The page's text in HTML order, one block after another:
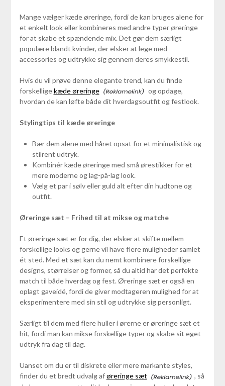
Mange vælger kæde øreringe, fordi de kan bruges alene for
et enkelt look eller kombineres med andre typer øreringe
for at skabe et spændende mix. Det gør dem særligt
populære blandt kvinder, der elsker at lege med
accessories og udtrykke sig gennem deres smykkestil.
Hvis du vil prøve denne elegante trend, kan du finde
forskelligekæde øreringe
og opdage,
hvordan de kan løfte både dit hverdagsoutfit og festlook.
Stylingtips til kæde øreringe
Bær dem alene med håret opsat for et minimalistisk og
stilrent udtryk.
Kombinér kæde øreringe med små ørestikker for et
mere moderne og lag-på-lag look.
Vælg et par i sølv eller guld alt efter din hudtone og
outfit.
Øreringe sæt – Frihed til at mikse og matche
Et øreringe sæt er for dig, der elsker at skifte mellem
forskellige looks og gerne vil have flere muligheder samlet
ét sted. Med et sæt kan du nemt kombinere forskellige
designs, størrelser og former, så du altid har det perfekte
match til både hverdag og fest. Øreringe sæt er også en
oplagt gaveidé, fordi de giver modtageren mulighed for at
eksperimentere med sin stil og udtrykke sig personligt.
Særligt til dem med flere huller i ørerne er øreringe sæt et
hit, fordi man kan mikse forskellige typer og skabe sit eget
udtryk fra dag til dag.
Uanset om du er til diskrete eller mere markante styles,
finder du et bredt udvalg aføreringe sæt
, så